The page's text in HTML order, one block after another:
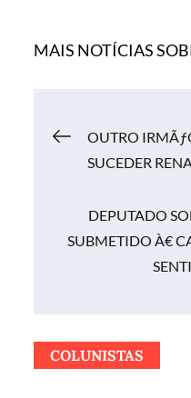
MAIS NOTÍCIAS
Post
OUTRO
SUCEDER
DEPUTADO
SUBMETIDO À€
COLUNISTAS